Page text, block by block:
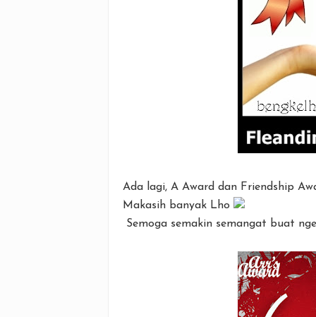
Ada lagi, A Award dan Friendship
Makasih banyak Lho
Semoga semakin semangat buat